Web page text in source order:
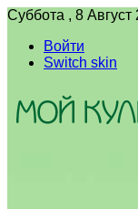
Суббота , 8 Август
Войти
Switch skin